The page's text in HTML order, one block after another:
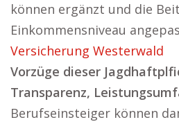
können ergänzt und die
Einkommensniveau
Versicherung Westerwald
Vorzüge dieser
Transparenz,
Berufseinsteiger können